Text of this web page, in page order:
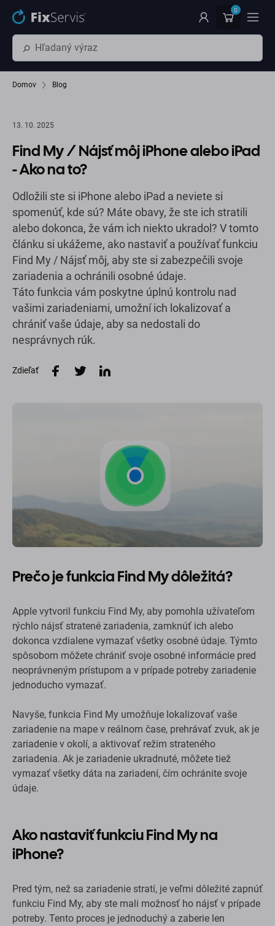
Preskočiť na hlavný obsah 0
Domov Blog
13. 10. 2025
Zdieľať
Find My / Nájsť môj iPhone alebo iPad
- Ako na to?
Odložili ste si iPhone alebo iPad a neviete si
spomenúť, kde sú? Máte obavy, že ste ich stratili
alebo dokonca, že vám ich niekto ukradol? V tomto
článku si ukážeme, ako nastaviť a používať funkciu
Find My / Nájsť môj, aby ste si zabezpečili svoje
zariadenia a ochránili osobné údaje.
Táto funkcia vám poskytne úplnú kontrolu nad
vašimi zariadeniami, umožní ich lokalizovať a
chrániť vaše údaje, aby sa nedostali do
nesprávnych rúk.
Prečo je funkcia Find My dôležitá?
Apple vytvoril funkciu Find My, aby pomohla užívateľom
rýchlo nájsť stratené zariadenia, zamknúť ich alebo
dokonca vzdialene vymazať všetky osobné údaje. Týmto
spôsobom môžete chrániť svoje osobné informácie pred
neoprávneným prístupom a v prípade potreby zariadenie
jednoducho vymazať.
Navyše, funkcia Find My umožňuje lokalizovať vaše
zariadenie na mape v reálnom čase, prehrávať zvuk, ak je
zariadenie v okolí, a aktivovať režim strateného
zariadenia. Ak je zariadenie ukradnuté, môžete tiež
vymazať všetky dáta na zariadení, čím ochránite svoje
údaje.
Ako nastaviť funkciu Find My na
iPhone?
Pred tým, než sa zariadenie stratí, je veľmi dôležité zapnúť
funkciu Find My, aby ste mali možnosť ho nájsť v prípade
potreby. Tento proces je jednoduchý a zaberie len